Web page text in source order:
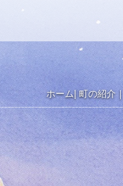
ホーム|町の紹介 ｜